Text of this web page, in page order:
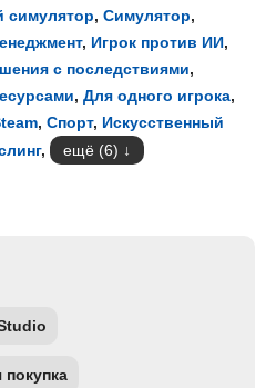
симулятор, Симулятор,
, Игрок против ИИ,
с последствиями,
, Для одного игрока,
, Спорт, Искусственный
, ещё (6)
покупка